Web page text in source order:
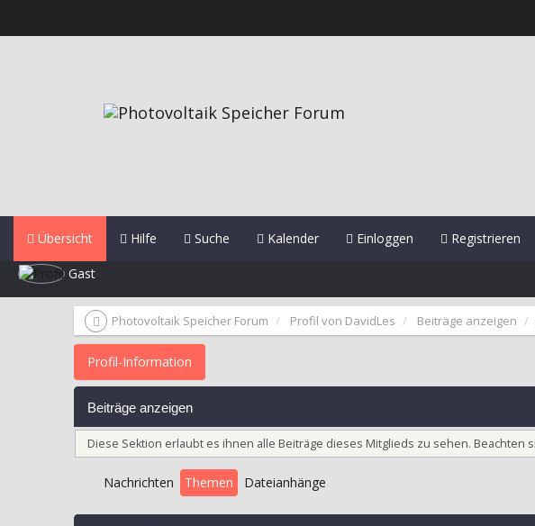
Übersicht Hilfe Suche Kalender Einloggen Registrieren
Gast
Photovoltaik Speicher Forum Profil von DavidLes Beiträge anzeigen
Profil-Information
Beiträge anzeigen
Diese Sektion erlaubt es ihnen alle Beiträge dieses Mitglieds zu sehen.
Nachrichten Themen Dateianhänge